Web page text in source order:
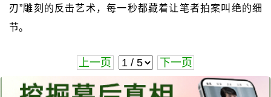
刃”雕刻的反击艺术，每一秒都藏着让笔者拍案叫绝的细
节。
上一页 下一页